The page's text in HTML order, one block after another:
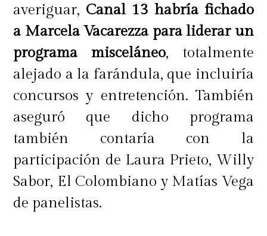
averiguar, Canal 13 habría fichado
a Marcela Vacarezza para liderar un
programa misceláneo, totalmente
alejado a la farándula, que incluiría
concursos y entretención. También
aseguró que dicho programa
también contaría con la
participación de Laura Prieto, Willy
Sabor, El Colombiano y Matías Vega
de panelistas.